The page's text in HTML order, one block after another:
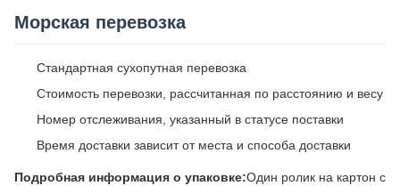
Морская перевозка
Стандартная сухопутная перевозка
Стоимость перевозки, рассчитанная по расстоянию и весу
Номер отслеживания, указанный в статусе поставки
Время доставки зависит от места и способа доставки
Подробная информация о упаковке:Один ролик на картон с